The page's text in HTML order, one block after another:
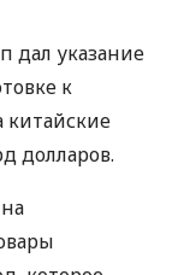
дал указание
к
долларов.